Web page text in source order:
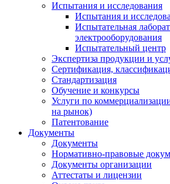
Испытания и исследования
Испытания и
Испытательная
электрооборудования
Испытательный центр
Экспертиза продукции и
Сертификация,
Стандартизация
Обучение и конкурсы
Услуги по
на рынок)
Патентование
Документы
Документы
Нормативно-правовые
Документы организации
Аттестаты и лицензии